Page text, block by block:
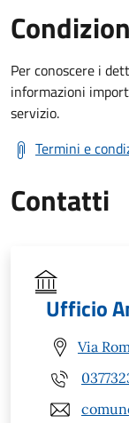
Per conoscere i
informazioni
servizio.
Termini e
Contatti
Ufficio
Via